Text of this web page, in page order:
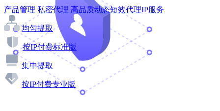
产品管理 私密代理 高品质动态短效代理IP服务
均匀提取
按IP付费标准版
集中提取
按IP付费专业版